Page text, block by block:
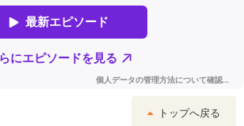
トップへ戻る